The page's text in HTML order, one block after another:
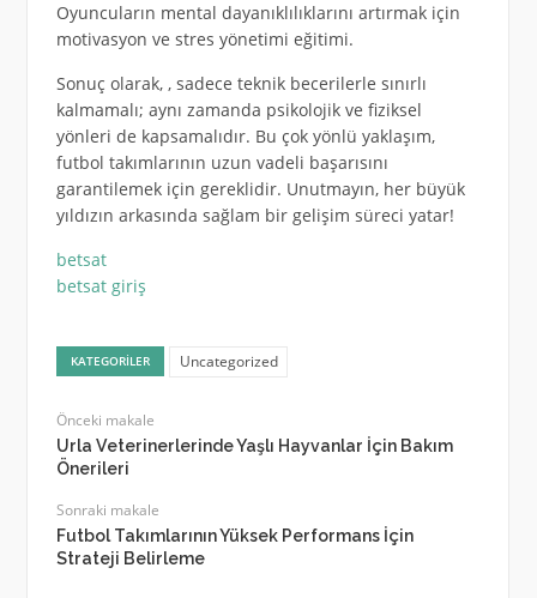
Oyuncuların mental dayanıklılıklarını artırmak için
motivasyon ve stres yönetimi eğitimi.
Sonuç olarak, , sadece teknik becerilerle sınırlı
kalmamalı; aynı zamanda psikolojik ve fiziksel
yönleri de kapsamalıdır. Bu çok yönlü yaklaşım,
futbol takımlarının uzun vadeli başarısını
garantilemek için gereklidir. Unutmayın, her büyük
yıldızın arkasında sağlam bir gelişim süreci yatar!
betsat
betsat giriş
KATEGORILER Uncategorized
Önceki makale
Urla Veterinerlerinde Yaşlı Hayvanlar İçin Bakım
Önerileri
Sonraki makale
Futbol Takımlarının Yüksek Performans İçin
Strateji Belirleme